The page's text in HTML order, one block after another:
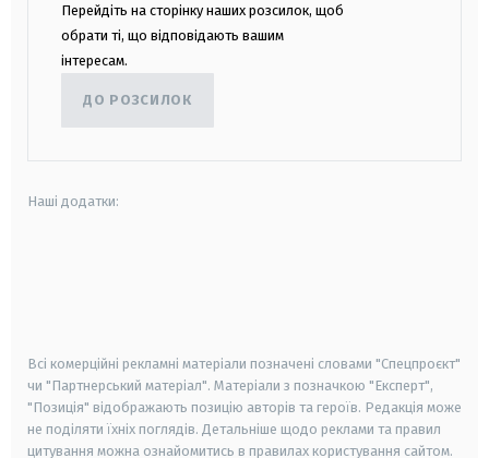
Перейдіть на сторінку наших розсилок, щоб
обрати ті, що відповідають вашим
інтересам.
ДО РОЗСИЛОК
Наші додатки:
Всі комерційні рекламні матеріали позначені словами "Спецпроєкт"
чи "Партнерський матеріал". Матеріали з позначкою "Експерт",
"Позиція" відображають позицію авторів та героїв. Редакція може
не поділяти їхніх поглядів. Детальніше щодо реклами та правил
цитування можна ознайомитись в правилах користування сайтом.